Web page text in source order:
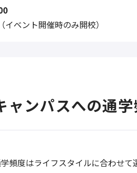
ベント開催時のみ開校）
ャンパスへの通
頻度はライフスタイルに合わせて